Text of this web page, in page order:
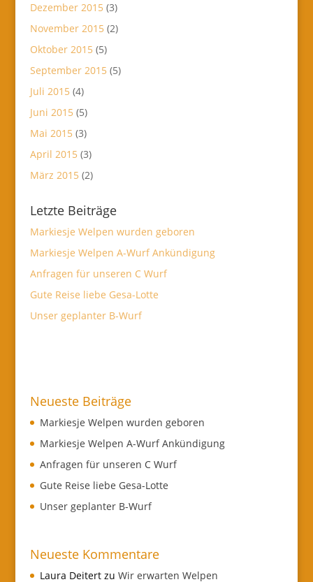
Dezember 2015 (3)
November 2015 (2)
Oktober 2015 (5)
September 2015 (5)
Juli 2015 (4)
Juni 2015 (5)
Mai 2015 (3)
April 2015 (3)
März 2015 (2)
Letzte Beiträge
Markiesje Welpen wurden geboren
Markiesje Welpen A-Wurf Ankündigung
Anfragen für unseren C Wurf
Gute Reise liebe Gesa-Lotte
Unser geplanter B-Wurf
Neueste Beiträge
Markiesje Welpen wurden geboren
Markiesje Welpen A-Wurf Ankündigung
Anfragen für unseren C Wurf
Gute Reise liebe Gesa-Lotte
Unser geplanter B-Wurf
Neueste Kommentare
Laura Deitertzu Wir erwarten Welpen